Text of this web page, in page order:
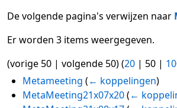
De volgende pagina's verwijzen naar
Er worden 3 items weergegeven.
(vorige 50 | volgende 50) (20 | 50 |
Metameeting (← koppelingen)
MetaMeeting21x07x20 (←